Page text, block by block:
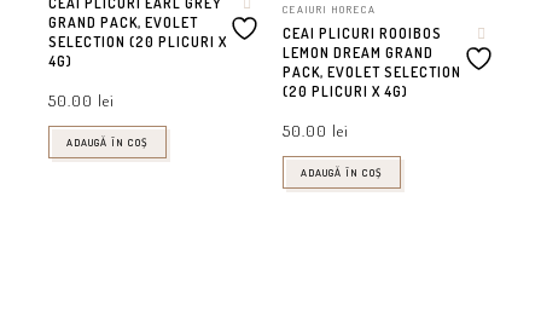
GRAND PACK, EVOLET
SELECTION (20 PLICURI X
4G)
50.00 lei
ADAUGĂ ÎN COȘ
CEAIURI HORECA
CEAI PLICURI ROOIBOS
LEMON DREAM GRAND
PACK, EVOLET SELECTION
(20 PLICURI X 4G)
50.00 lei
ADAUGĂ ÎN COȘ